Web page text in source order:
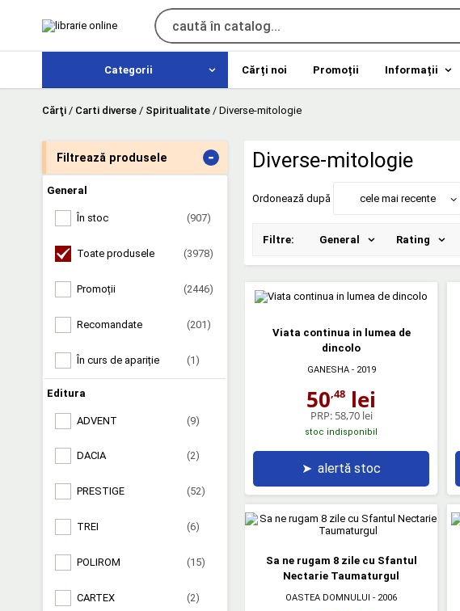
Categorii Cărți noi Promoții Informații
Cărţi / Carti diverse / Spiritualitate / Diverse-mitologie
Filtrează produsele -
General
În stoc (907)
Toate produsele (3978)
Promoții (2446)
Recomandate (201)
În curs de apariție (1)
Editura
ADVENT (9)
DACIA (2)
PRESTIGE (52)
TREI (6)
POLIROM (15)
CARTEX (2)
Diverse-mitologie
Ordonează după cele mai recente
Filtre: General Rating
Viata continua in lumea de
dincolo
GANESHA- 2019
50,48 lei
PRP: 58,70 lei
stoc indisponibil
➤ alertă stoc
Sa ne rugam 8 zile cu Sfantul
Nectarie Taumaturgul
OASTEA DOMNULUI - 2006